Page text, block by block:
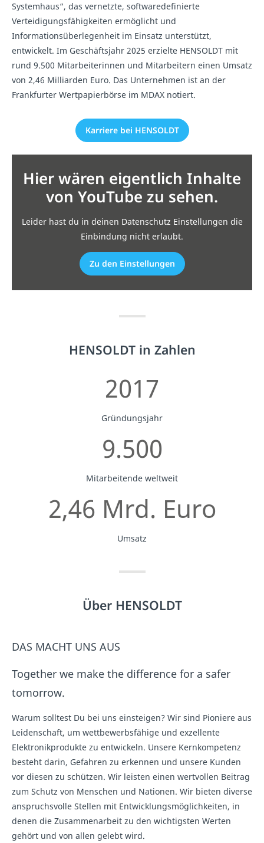
Systemhaus“, das vernetzte, softwaredefinierte
Verteidigungsfähigkeiten ermöglicht und
Informationsüberlegenheit im Einsatz unterstützt,
entwickelt. Im Geschäftsjahr 2025 erzielte HENSOLDT mit
rund 9.500 Mitarbeiterinnen und Mitarbeitern einen Umsatz
von 2,46 Milliarden Euro. Das Unternehmen ist an der
Frankfurter Wertpapierbörse im MDAX notiert.
Karriere bei HENSOLDT
Hier wären eigentlich Inhalte
von YouTube zu sehen.
Leider hast du in deinen Datenschutz Einstellungen die
Einbindung nicht erlaubt.
Zu den Einstellungen
HENSOLDT in Zahlen
2017
Gründungsjahr
9.500
Mitarbeitende weltweit
2,46 Mrd. Euro
Umsatz
Über HENSOLDT
DAS MACHT UNS AUS
Together we make the difference for a safer
tomorrow.
Warum solltest Du bei uns einsteigen? Wir sind Pioniere aus
Leidenschaft, um wettbewerbsfähige und exzellente
Elektronikprodukte zu entwickeln. Unsere Kernkompetenz
besteht darin, Gefahren zu erkennen und unsere Kunden
vor diesen zu schützen. Wir leisten einen wertvollen Beitrag
zum Schutz von Menschen und Nationen. Wir bieten diverse
anspruchsvolle Stellen mit Entwicklungsmöglichkeiten, in
denen die Zusammenarbeit zu den wichtigsten Werten
gehört und von allen gelebt wird.